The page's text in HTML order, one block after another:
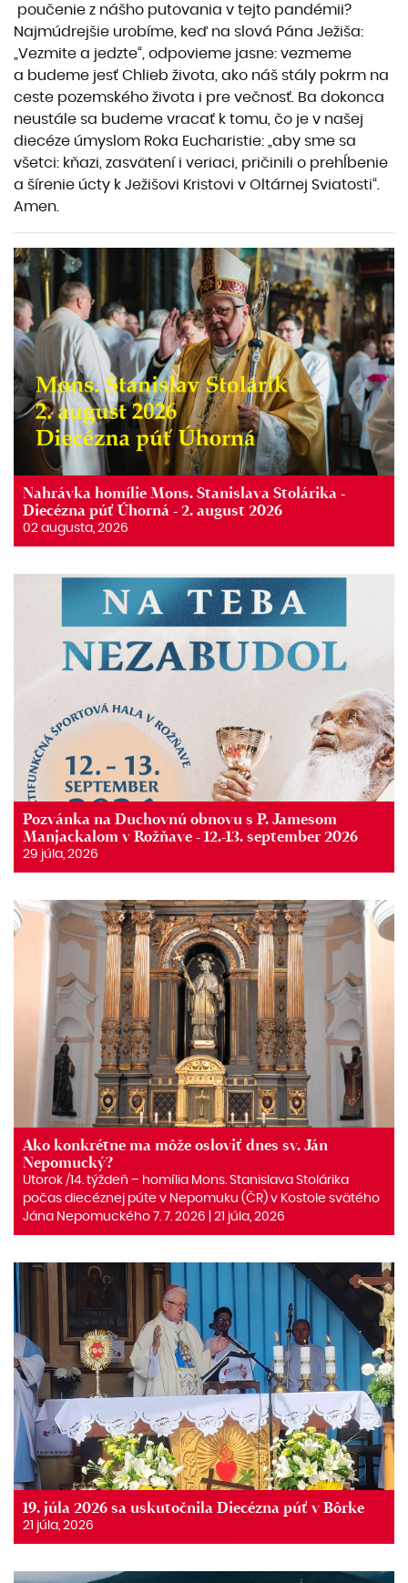
poučenie z nášho putovania v tejto pandémii?
Najmúdrejšie urobíme, keď na slová Pána Ježiša:
„Vezmite a jedzte“, odpovieme jasne: vezmeme
a budeme jesť Chlieb života, ako náš stály pokrm na
ceste pozemského života i pre večnosť. Ba dokonca
neustále sa budeme vracať k tomu, čo je v našej
diecéze úmyslom Roka Eucharistie: „aby sme sa
všetci: kňazi, zasvätení i veriaci, pričinili o prehĺbenie
a šírenie úcty k Ježišovi Kristovi v Oltárnej Sviatosti“.
Amen.
Nahrávka homílie Mons. Stanislava Stolárika -
Diecézna púť Úhorná - 2. august 2026
02 augusta, 2026
Pozvánka na Duchovnú obnovu s P. Jamesom
Manjackalom v Rožňave - 12.-13. september 2026
29 júla, 2026
Ako konkrétne ma môže osloviť dnes sv. Ján
Nepomucký?
Utorok /14. týždeň – homília Mons. Stanislava Stolárika
počas diecéznej púte v Nepomuku (ČR) v Kostole svätého
Jána Nepomuckého 7. 7. 2026 | 21 júla, 2026
19. júla 2026 sa uskutočnila Diecézna púť v Bôrke
21 júla, 2026